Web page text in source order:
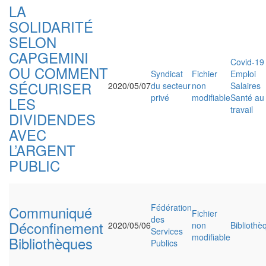
LA
SOLIDARITÉ
SELON
CAPGEMINI
OU COMMENT
SÉCURISER
LES
DIVIDENDES
AVEC
L’ARGENT
PUBLIC
2020/05/07
Syndicat
du secteur
privé
Fichier
non
modifiable
Covid-19
Emploi
Salaires
Santé au
travail
Communiqué
Déconfinement
Bibliothèques
2020/05/06
Fédération
des
Services
Publics
Fichier
non
modifiable